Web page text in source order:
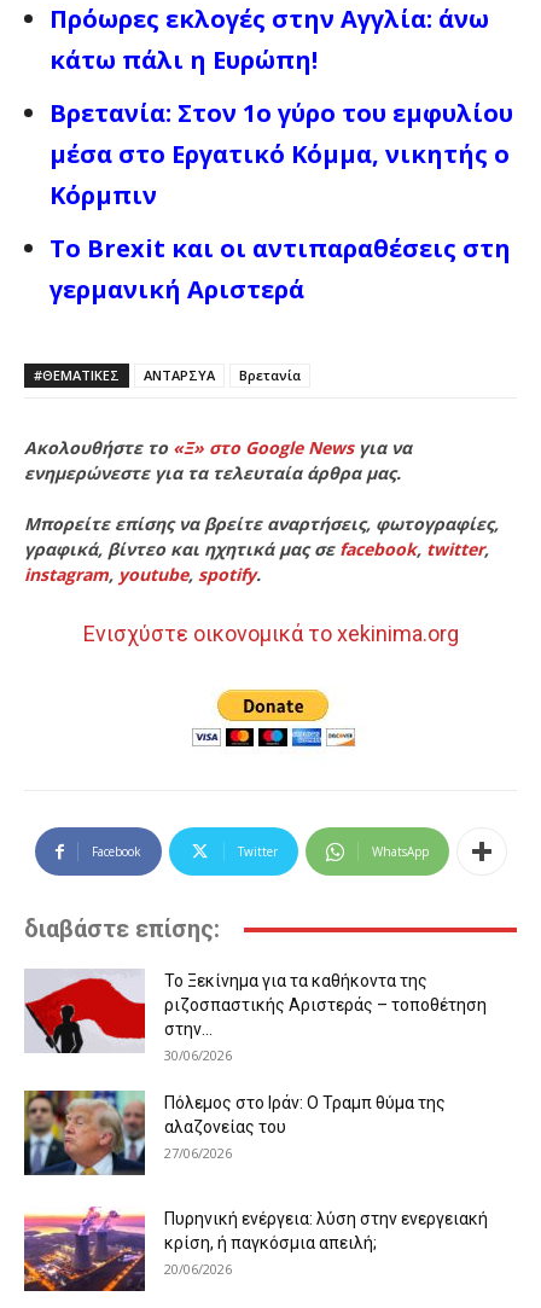
Πρόωρες εκλογές στην Αγγλία: άνω
κάτω πάλι η Ευρώπη!
Βρετανία: Στον 1ο γύρο του εμφυλίου
μέσα στο Εργατικό Κόμμα, νικητής ο
Κόρμπιν
Το Brexit και οι αντιπαραθέσεις στη
γερμανική Αριστερά
#ΘΕΜΑΤΙΚΈΣ ΑΝΤΑΡΣΥΑ Βρετανία
Ακολουθήστε το «Ξ» στο Google Newsγια να
ενημερώνεστε για τα τελευταία άρθρα μας.
Μπορείτε επίσης να βρείτε αναρτήσεις, φωτογραφίες,
γραφικά, βίντεο και ηχητικά μας σε facebook, twitter,
instagram, youtube, spotify.
Ενισχύστε οικονομικά το xekinima.org
Facebook Twitter WhatsApp
διαβάστε επίσης:
Το Ξεκίνημα για τα καθήκοντα της
ριζοσπαστικής Αριστεράς – τοποθέτηση
στην...
30/06/2026
Πόλεμος στο Ιράν: Ο Τραμπ θύμα της
αλαζονείας του
27/06/2026
Πυρηνική ενέργεια: λύση στην ενεργειακή
κρίση, ή παγκόσμια απειλή;
20/06/2026